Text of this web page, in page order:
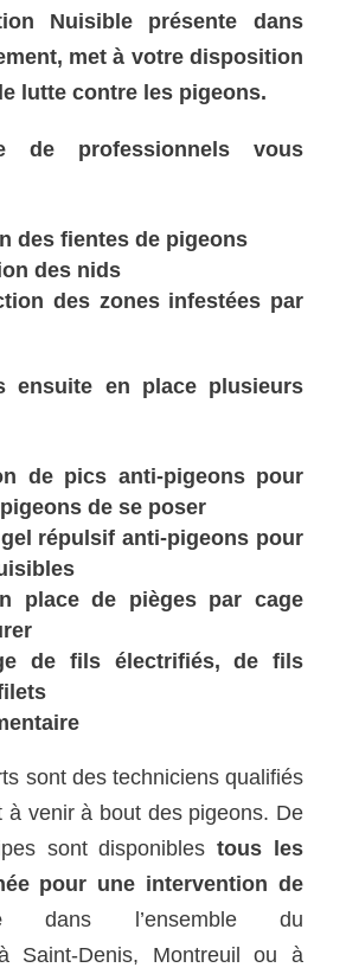
Nuisible présente dans
met à votre disposition
lutte contre les pigeons.
de professionnels vous
des fientes de pigeons
des nids
des zones infestées par
ensuite en place plusieurs
de pics anti-pigeons pour
de se poser
gel répulsif anti-pigeons pour
place de pièges par cage
de fils électrifiés, de fils
sont des techniciens qualifiés
à venir à bout des pigeons. De
sont disponibles tous les
pour une intervention de
dans l’ensemble du
Saint-Denis, Montreuil ou à